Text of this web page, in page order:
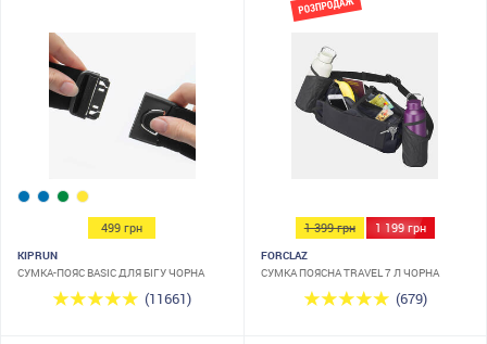
499 грн
KIPRUN
СУМКА-ПОЯС BASIC ДЛЯ БІГУ ЧОРНА
(11661)
1 399 грн 1 199 грн
FORCLAZ
СУМКА ПОЯСНА TRAVEL 7 Л ЧОРНА
(679)